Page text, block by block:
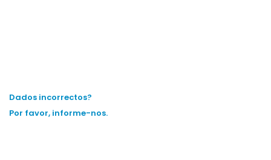
Dados incorrectos?
Por favor, informe-nos.